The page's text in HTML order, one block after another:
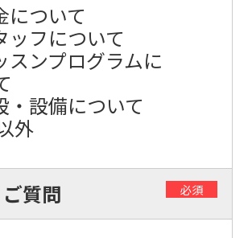
について
ッフについて
スンプログラムに
・設備について
外
質問 必須
the
original
content.
We
ask
you
understand